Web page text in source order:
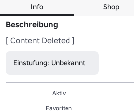
Info Shop
Beschreibung
[ Content Deleted ]
Einstufung: Unbekannt
Aktiv
Favoriten